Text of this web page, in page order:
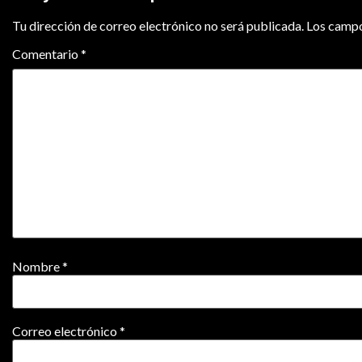
Tu dirección de correo electrónico no será publicada. Los
Comentario*
Nombre*
Correo electrónico*